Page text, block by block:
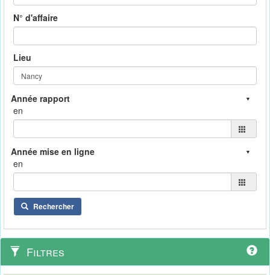
N° d'affaire
Lieu
en
en
Rechercher
Filtres